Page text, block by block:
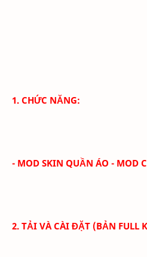
1. CHỨC NĂNG:
- MOD SKIN QUẦN ÁO - MOD
2. TẢI VÀ CÀI ĐẶT (BẢN FULL